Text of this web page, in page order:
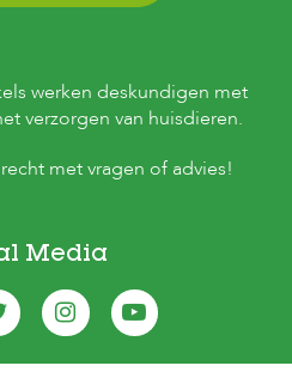
werken deskundigen met
verzorgen van huisdieren.
met vragen of advies!
Media